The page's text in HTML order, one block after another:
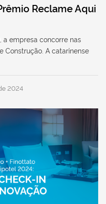
Reclame Aqui
empresa concorre nas
Construção. A catarinense
2024